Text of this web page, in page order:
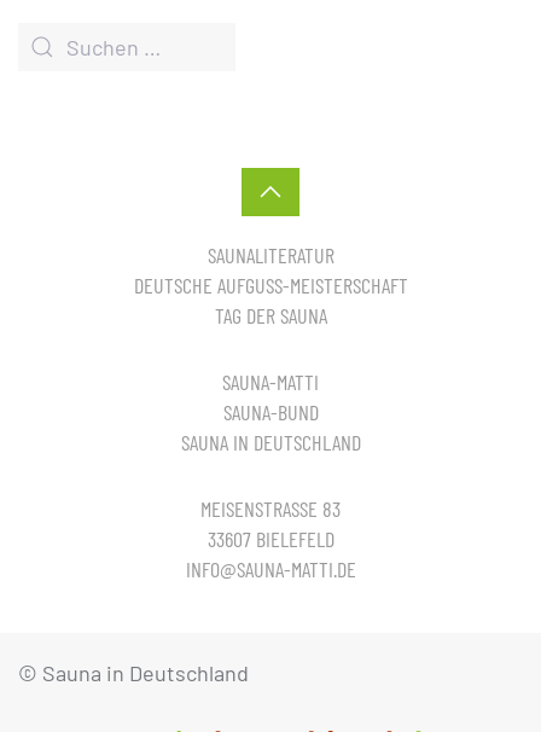
SAUNALITERATUR
DEUTSCHE AUFGUSS-MEISTERSCHAFT
TAG DER SAUNA
SAUNA-MATTI
SAUNA-BUND
SAUNA IN DEUTSCHLAND
MEISENSTRASSE 83
33607 BIELEFELD
INFO@SAUNA-MATTI.DE
© Sauna in Deutschland